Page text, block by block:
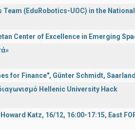
(EduRobotics-UOC) in the
Center of Excellence in Emerging
for Finance", Günter Schmidt,
Hellenic University Hack
Howard Katz, 16/12, 16:00-17:15, East